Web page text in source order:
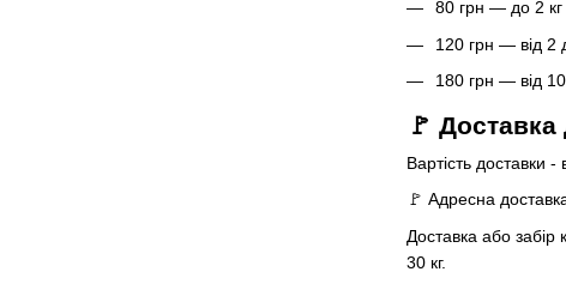
80 грн — до 2 кг
120 грн — від 2
180 грн — від
🚩
Вартість доставки -
🚩 Адресна
Доставка або
30 кг.